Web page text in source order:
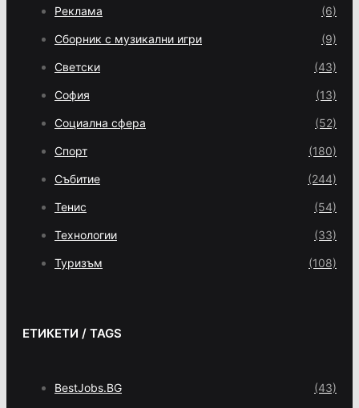
Реклама (6)
Сборник с музикални игри (9)
Светски (43)
София (13)
Социална сфера (52)
Спорт (180)
Събитие (244)
Тенис (54)
Технологии (33)
Туризъм (108)
ЕТИКЕТИ / TAGS
BestJobs.BG (43)